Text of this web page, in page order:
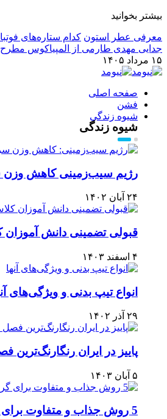
بیشتر بخوانید
معرفی عطر استون کدام ستاره‌های
جدایی مهدی طارمی از المپیاکوس
۱۵ مرداد ۱۴۰۵
صفحه اصلی
فشن
شیوه زندگی
شیوه زندگی
رژیم سیب‌زمینی کاهش وزن
۲۴ آبان ۱۴۰۲
قبولی تضمینی دانش آموزان
۴ اسفند ۱۴۰۳
انواع تیپ بدنی و ویژگی‌های
۲۹ آذر ۱۴۰۲
پاییز در ایران رنگارنگ‌ترین
۵ آبان ۱۴۰۳
5 روش جذاب و متفاوت برای گره زدن شال و روسری